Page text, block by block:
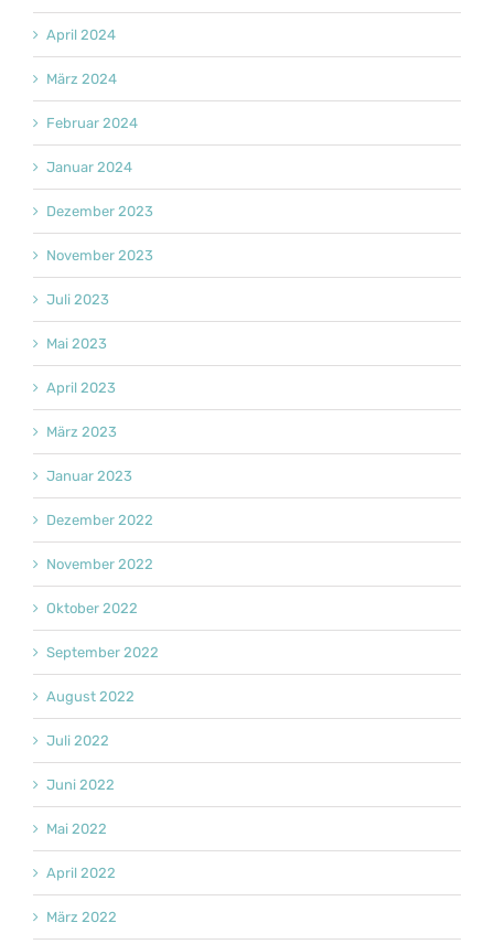
April 2024
März 2024
Februar 2024
Januar 2024
Dezember 2023
November 2023
Juli 2023
Mai 2023
April 2023
März 2023
Januar 2023
Dezember 2022
November 2022
Oktober 2022
September 2022
August 2022
Juli 2022
Juni 2022
Mai 2022
April 2022
März 2022